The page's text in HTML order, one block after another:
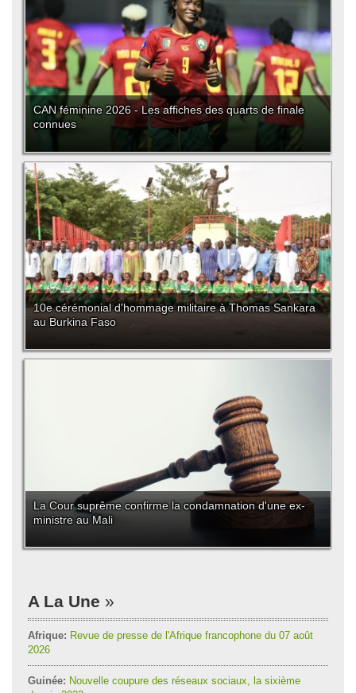
CAN féminine 2026 - Les affiches des quarts de finale
connues
10e cérémonial d'hommage militaire à Thomas Sankara
au Burkina Faso
La Cour suprême confirme la condamnation d'une ex-
ministre au Mali
A La Une
Afrique: Revue de presse de l'Afrique francophone du 07 août
2026
Guinée: Nouvelle coupure des réseaux sociaux, la sixième